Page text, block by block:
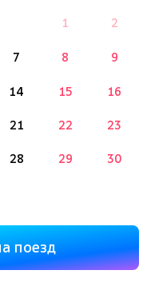
1 2
7 8 9
14 15 16
21 22 23
28 29 30
поезд